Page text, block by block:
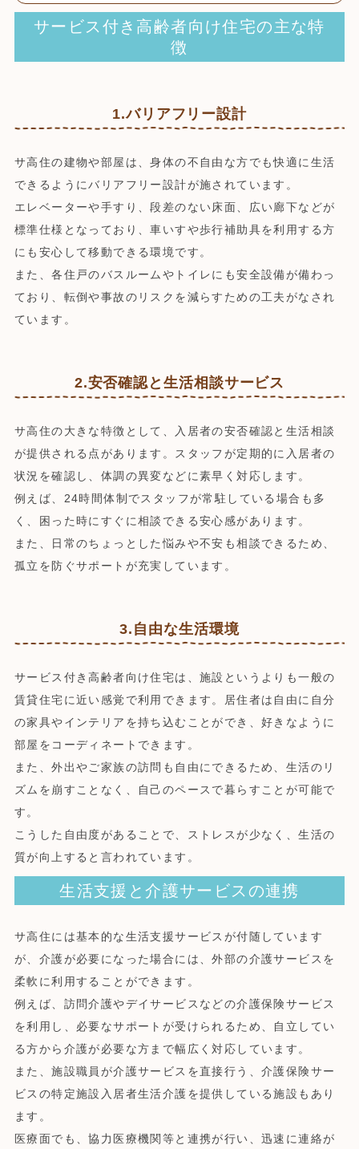
サービス付き高齢者向け住宅の主な特
徴
1.バリアフリー設計
サ高住の建物や部屋は、身体の不自由な方でも快適に生活
できるようにバリアフリー設計が施されています。
エレベーターや手すり、段差のない床面、広い廊下などが
標準仕様となっており、車いすや歩行補助具を利用する方
にも安心して移動できる環境です。
また、各住戸のバスルームやトイレにも安全設備が備わっ
ており、転倒や事故のリスクを減らすための工夫がなされ
ています。
2.安否確認と生活相談サービス
サ高住の大きな特徴として、入居者の安否確認と生活相談
が提供される点があります。スタッフが定期的に入居者の
状況を確認し、体調の異変などに素早く対応します。
例えば、24時間体制でスタッフが常駐している場合も多
く、困った時にすぐに相談できる安心感があります。
また、日常のちょっとした悩みや不安も相談できるため、
孤立を防ぐサポートが充実しています。
3.自由な生活環境
サービス付き高齢者向け住宅は、施設というよりも一般の
賃貸住宅に近い感覚で利用できます。居住者は自由に自分
の家具やインテリアを持ち込むことができ、好きなように
部屋をコーディネートできます。
また、外出やご家族の訪問も自由にできるため、生活のリ
ズムを崩すことなく、自己のペースで暮らすことが可能で
す。
こうした自由度があることで、ストレスが少なく、生活の
質が向上すると言われています。
生活支援と介護サービスの連携
サ高住には基本的な生活支援サービスが付随しています
が、介護が必要になった場合には、外部の介護サービスを
柔軟に利用することができます。
例えば、訪問介護やデイサービスなどの介護保険サービス
を利用し、必要なサポートが受けられるため、自立してい
る方から介護が必要な方まで幅広く対応しています。
また、施設職員が介護サービスを直接行う、介護保険サー
ビスの特定施設入居者生活介護を提供している施設もあり
ます。
医療面でも、協力医療機関等と連携が行い、迅速に連絡が